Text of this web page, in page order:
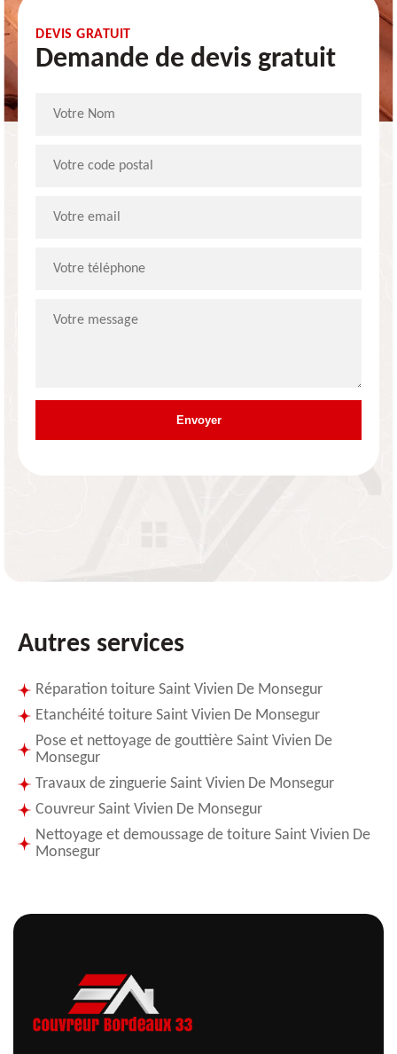
DEVIS GRATUIT
Demande de devis gratuit
Autres services
Réparation toiture Saint Vivien De Monsegur
Etanchéité toiture Saint Vivien De Monsegur
Pose et nettoyage de gouttière Saint Vivien De
Monsegur
Travaux de zinguerie Saint Vivien De Monsegur
Couvreur Saint Vivien De Monsegur
Nettoyage et demoussage de toiture Saint Vivien De
Monsegur